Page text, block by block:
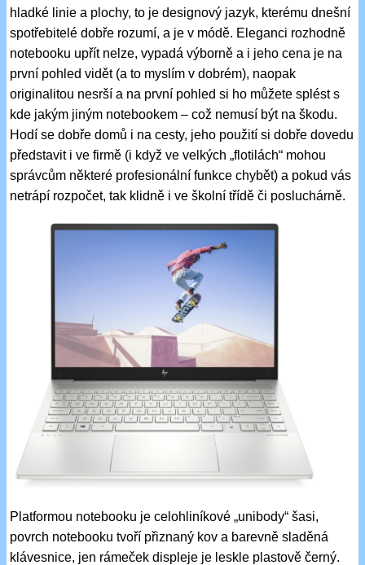
hladké linie a plochy, to je designový jazyk, kterému dnešní
spotřebitelé dobře rozumí, a je v módě. Eleganci rozhodně
notebooku upřít nelze, vypadá výborně a i jeho cena je na
první pohled vidět (a to myslím v dobrém), naopak
originalitou nesrší a na první pohled si ho můžete splést s
kde jakým jiným notebookem – což nemusí být na škodu.
Hodí se dobře domů i na cesty, jeho použití si dobře dovedu
představit i ve firmě (i když ve velkých „flotilách“ mohou
správcům některé profesionální funkce chybět) a pokud vás
netrápí rozpočet, tak klidně i ve školní třídě či posluchárně.
Platformou notebooku je celohliníkové „unibody“ šasi,
povrch notebooku tvoří přiznaný kov a barevně sladěná
klávesnice, jen rámeček displeje je leskle plastově černý.